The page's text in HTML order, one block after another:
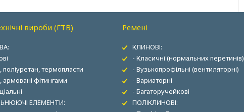
вироби (ГТВ)
поліуретан, термопласти
армовані фітингами
ЕЛЕМЕНТИ:
Ремені
КЛИНОВІ:
- Класичні (нормальних перетинів)
- Вузькопрофільні (вентиляторні)
- Вариаторні
- Багаторучейкові
ПОЛІКЛИНОВІ: